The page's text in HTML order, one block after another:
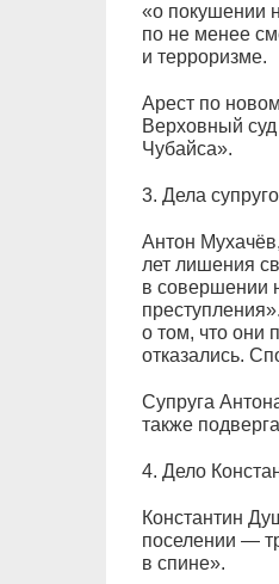
«о покушении
по не менее
и терроризме.
Арест по
Верховный
Чубайса».
3. Дела
Антон
лет лишения
в совершении
о том, что они
отказались.
Супруга
также
4. Дело
Константин
поселении —
в спине».